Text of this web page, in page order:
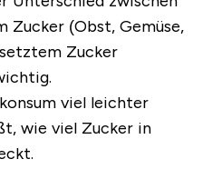
Zucker (Obst, Gemüse,
Zucker
viel leichter
wie viel Zucker in